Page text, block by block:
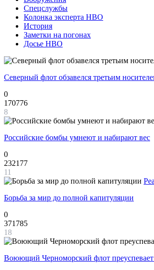
Спецслужбы
Колонка эксперта НВО
История
Заметки на погонах
Досье НВО
Северный флот обзавелся третьим
0
170776
8
Российские бомбы умнеют и набирают вес
0
232177
11
Борьба за мир до полной капитуляции
0
371785
18
Воюющий Черноморский флот